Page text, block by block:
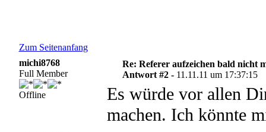
Zum Seitenanfang
michi8768
Full Member
Offline
Re: Referer aufzeichen bald nicht
Antwort #2 - 11.11.11 um 17:37:15
Es würde vor allen
machen. Ich könnte